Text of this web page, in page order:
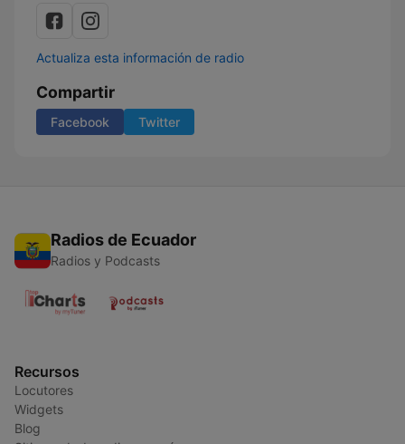
Actualiza esta información de radio
Compartir
Facebook Twitter
Radios de Ecuador
Radios y Podcasts
Recursos
Locutores
Widgets
Blog